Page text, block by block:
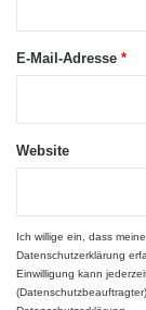
Gedächtnis
Für das
formale
ist die
E-Mail-Adresse *
Website
Ich willige ein, dass
Datenschutzerklärung
Einwilligung kann